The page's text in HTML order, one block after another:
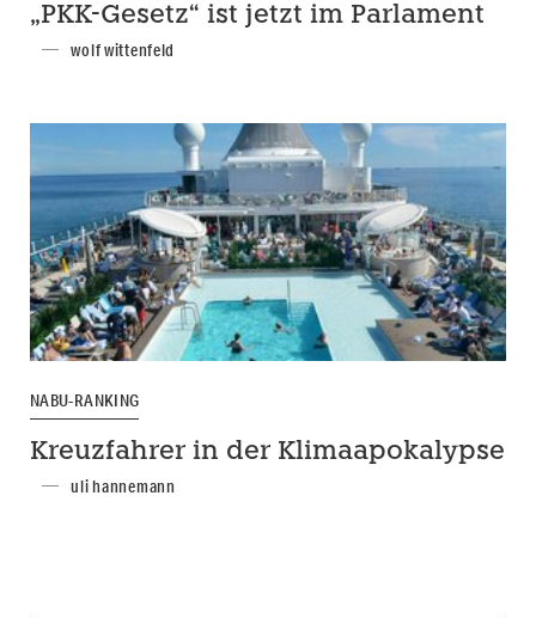
„PKK-Gesetz“ ist jetzt im Parlament
wolf wittenfeld
NABU-RANKING
Kreuzfahrer in der Klimaapokalypse
uli hannemann